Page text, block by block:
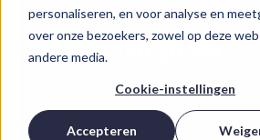
personaliseren, en voor analyse en
over onze bezoekers, zowel op deze
andere media.
Cookie-instellingen
Accepteren
Jurplus